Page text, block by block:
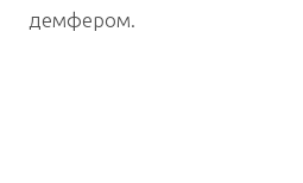
демфером.